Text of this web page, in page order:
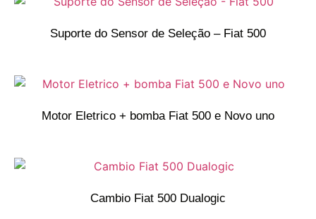
Suporte do Sensor de Seleção – Fiat 500
Motor Eletrico + bomba Fiat 500 e Novo uno
Cambio Fiat 500 Dualogic